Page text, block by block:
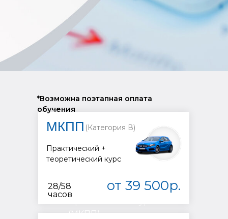
Автомобиль
МКПП
В)
(МКПП)
МКПП
Практический +
теоретический курс
(Категория В)
28/58
часов
от 39 500р.
*Возможна поэтапная оплата
обучения